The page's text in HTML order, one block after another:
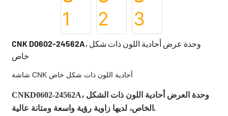
CNK D0602-24562A، وحدة عرض أحادية اللون ذات شكل
خاص
شاشة CNK أحادية اللون ذات شكل خاص
CNKD0602-24562A، وحدة العرض أحادية اللون ذات الشكل
الخاص، لديها زاوية رؤية واسعة ومتانة عالية.